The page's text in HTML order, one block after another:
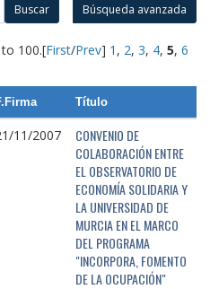
Buscar Búsqueda avanzada
100.[First/Prev] 1 , 2, 3, 4, 5, 6
Título
11/2007
CONVENIO DE
COLABORACIÓN ENTRE
EL OBSERVATORIO DE
ECONOMÍA SOLIDARIA Y
LA UNIVERSIDAD DE
MURCIA EN EL MARCO
DEL PROGRAMA
"INCORPORA, FOMENTO
DE LA OCUPACIÓN"